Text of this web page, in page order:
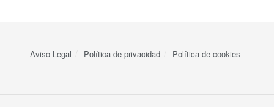
Aviso Legal Política de privacidad Política de cookies